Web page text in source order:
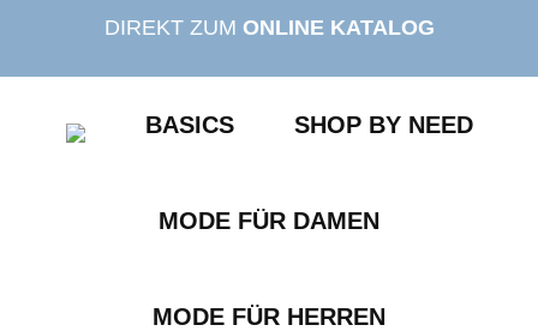
springen
DIREKT ZUM ONLINE KATALOG
BASICS SHOP BY NEED
MODE FÜR DAMEN
MODE FÜR HERREN